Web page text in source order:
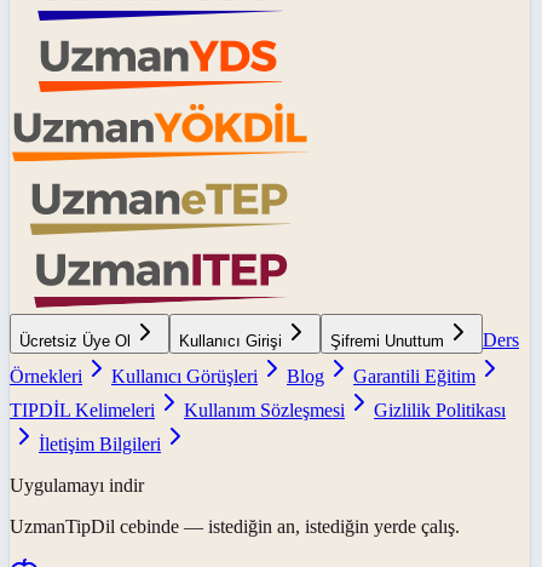
Ücretsiz Üye Ol Kullanıcı Girişi Şifremi Unuttum
Ders
Örnekleri
Kullanıcı Görüşleri Blog
Garantili Eğitim
TIPDİL Kelimeleri
Kullanım Sözleşmesi
Gizlilik Politikası
İletişim Bilgileri
Uygulamayı indir
UzmanTipDil cebinde — istediğin an, istediğin yerde çalış.